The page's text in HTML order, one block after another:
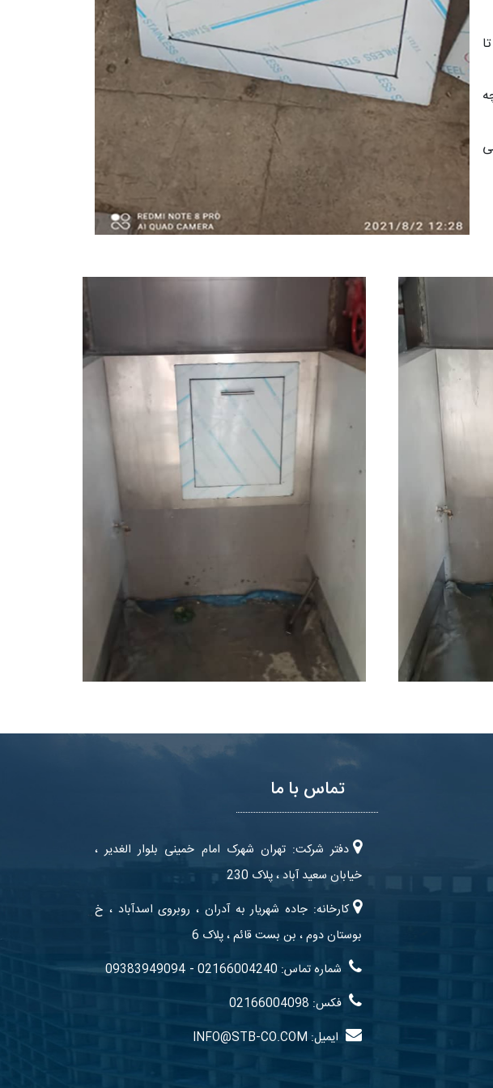
تماس با ما
دفتر شرکت: تهران شهرک امام خمینی بلوار الغدیر ،
خیابان سعید آباد ، پلاک 230
کارخانه: جاده شهریار به آدران ، روبروی اسدآباد ، خ
بوستان دوم ، بن بست قائم ، پلاک 6
شماره تماس: 02166004240
-
09383949094
فکس: 02166004098
ایمیل: INFO@STB-CO.COM